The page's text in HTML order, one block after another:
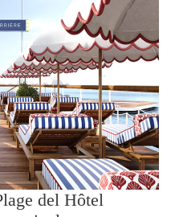
del Hôtel